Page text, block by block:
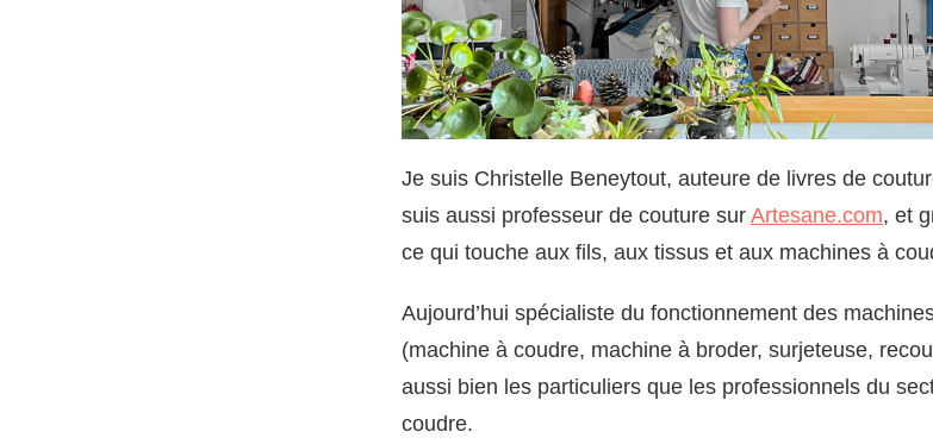
Je suis Christelle Beneytout, auteure de livres de
suis aussi professeur de couture sur Artesane.com, et
ce qui touche aux fils, aux tissus et aux machines à
Aujourd’hui spécialiste du fonctionnement des
(machine à coudre, machine à broder, surjeteuse,
aussi bien les particuliers que les professionnels du
coudre.